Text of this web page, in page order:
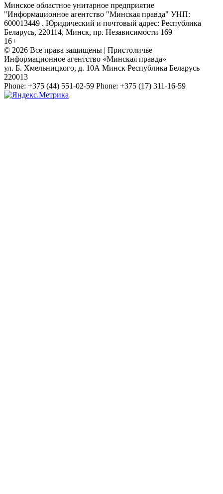
Минское областное унитарное предприятие
"Информационное агентство "Минская правда" УНП:
600013449 . Юридический и почтовый адрес: Республика
Беларусь, 220114, Минск, пр. Независимости 169
16+
© 2026 Все права защищены | Пристоличье
Информационное агентство «Минская правда»
ул. Б. Хмельницкого, д. 10А Минск Республика Беларусь
220013
Phone: +375 (44) 551-02-59 Phone: +375 (17) 311-16-59